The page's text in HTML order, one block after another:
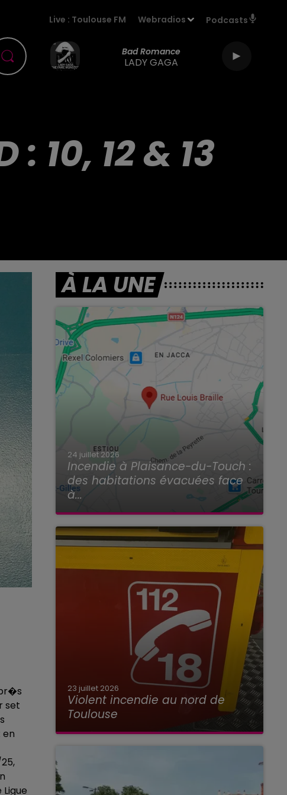
Live : Toulouse FM Webradios Podcasts
Bad Romance
LADY GAGA
: 10, 12 & 13
set
À LA UNE
24 juillet 2026
Incendie à Plaisance-du-Touch :
des habitations évacuées face
à...
23 juillet 2026
Violent incendie au nord de
Toulouse